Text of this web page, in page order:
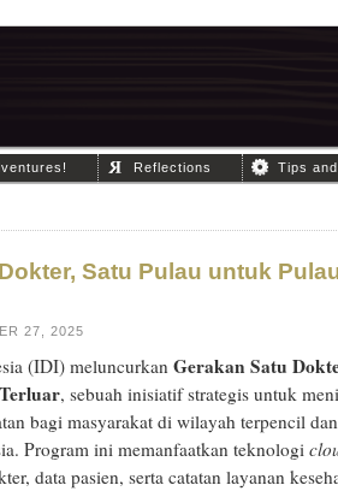
Reflections Tips
Satu Pulau untuk
27, 2025
(IDI) meluncurkan Gerakan Satu
, sebuah inisiatif strategis untuk
bagi masyarakat di wilayah terpencil
Program ini memanfaatkan teknologi
data pasien, serta catatan layanan